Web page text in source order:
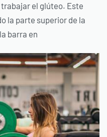
el glúteo. Este
la parte superior de la
barra en